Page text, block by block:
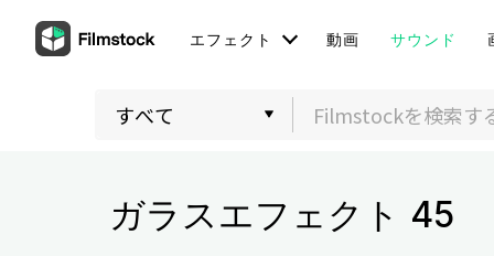
エフェクト 動画 サウンド
ガラスエフェクト 45